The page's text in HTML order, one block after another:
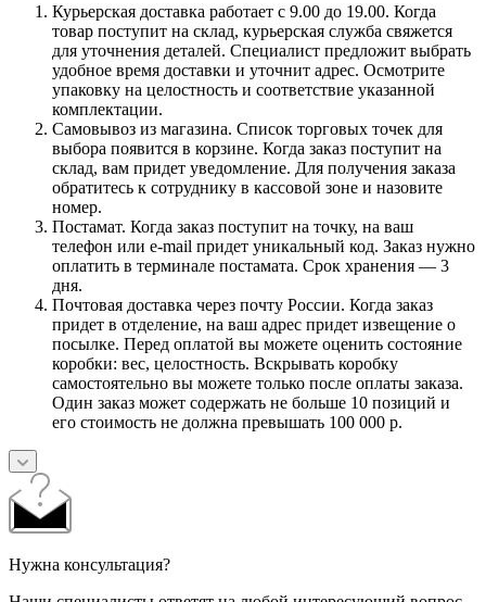
Курьерская доставка работает с 9.00 до 19.00. Когда
товар поступит на склад, курьерская служба свяжется
для уточнения деталей. Специалист предложит выбрать
удобное время доставки и уточнит адрес. Осмотрите
упаковку на целостность и соответствие указанной
комплектации.
Самовывоз из магазина. Список торговых точек для
выбора появится в корзине. Когда заказ поступит на
склад, вам придет уведомление. Для получения заказа
обратитесь к сотруднику в кассовой зоне и назовите
номер.
Постамат. Когда заказ поступит на точку, на ваш
телефон или e-mail придет уникальный код. Заказ нужно
оплатить в терминале постамата. Срок хранения — 3
дня.
Почтовая доставка через почту России. Когда заказ
придет в отделение, на ваш адрес придет извещение о
посылке. Перед оплатой вы можете оценить состояние
коробки: вес, целостность. Вскрывать коробку
самостоятельно вы можете только после оплаты заказа.
Один заказ может содержать не больше 10 позиций и
его стоимость не должна превышать 100 000 р.
Нужна консультация?